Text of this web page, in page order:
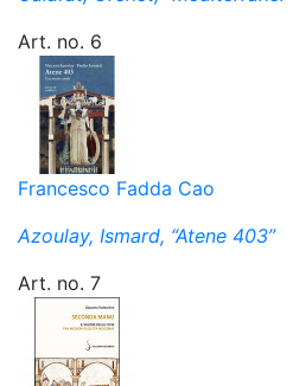
Art. no. 6
Francesco Fadda Cao
Azoulay, Ismard, “Atene 403”
Art. no. 7